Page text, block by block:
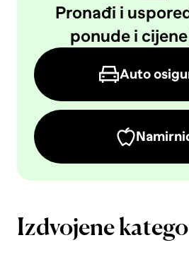
Pronađi i
ponude i
Auto
Izdvojene